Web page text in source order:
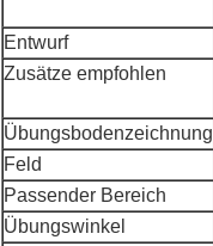
Entwurf
Zusätze empfohlen
Übungsbodenzeichnung
Feld
Passender Bereich
Übungswinkel